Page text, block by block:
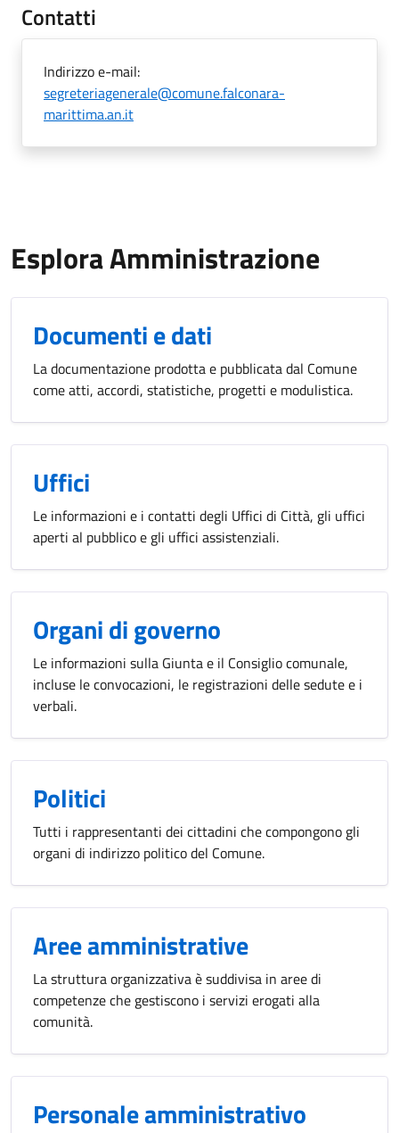
Contatti
Indirizzo e-mail:
segreteriagenerale@comune.falconara-
marittima.an.it
Esplora Amministrazione
Documenti e dati
La documentazione prodotta e pubblicata dal Comune
come atti, accordi, statistiche, progetti e modulistica.
Uffici
Le informazioni e i contatti degli Uffici di Città, gli uffici
aperti al pubblico e gli uffici assistenziali.
Organi di governo
Le informazioni sulla Giunta e il Consiglio comunale,
incluse le convocazioni, le registrazioni delle sedute e i
verbali.
Politici
Tutti i rappresentanti dei cittadini che compongono gli
organi di indirizzo politico del Comune.
Aree amministrative
La struttura organizzativa è suddivisa in aree di
competenze che gestiscono i servizi erogati alla
comunità.
Personale amministrativo